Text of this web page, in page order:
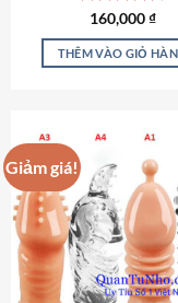
phẩm
Được xếp
hạng4.73
5 sao
160,000₫
THÊM VÀO GIỎ
Giảm giá!